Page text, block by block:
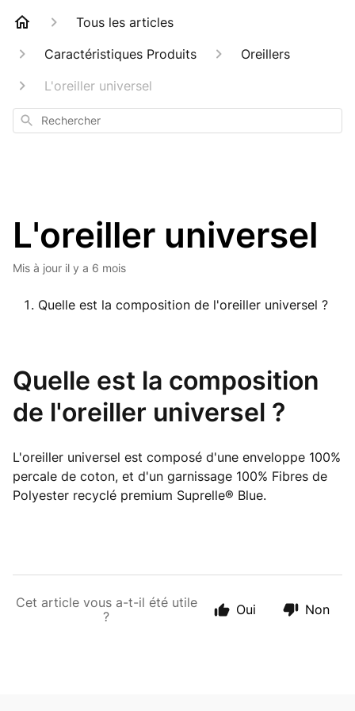
Tous les articles
Caractéristiques Produits
Oreillers
L'oreiller universel
Rechercher
L'oreiller universel
Mis à jour il y a 6 mois
Quelle est la composition de l'oreiller universel ?
Quelle est la composition
de l'oreiller universel ?
L'oreiller universel est composé d'une enveloppe 100%
percale de coton, et d'un garnissage 100% Fibres de
Polyester recyclé premium Suprelle® Blue.
Cet article vous a-t-il été utile
?
Oui Non